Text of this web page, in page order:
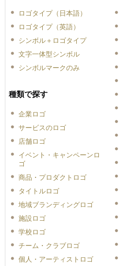
ロゴタイプ（日本語）
ロゴタイプ（英語）
シンボル＋ロゴタイプ
文字一体型シンボル
シンボルマークのみ
種類で探す
企業ロゴ
サービスのロゴ
店舗ロゴ
イベント・キャンペーンロ
ゴ
商品・プロダクトロゴ
タイトルロゴ
地域ブランディングロゴ
施設ロゴ
学校ロゴ
チーム・クラブロゴ
個人・アーティストロゴ